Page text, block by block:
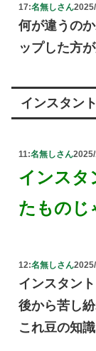
17:名無しさん
何が違うの
ップした方
インスタン
11:名無しさん
インスタ
たものじ
12:名無しさん
インスタン
後から苦し
これ豆の知